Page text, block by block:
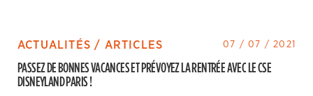
ACTUALITÉS / ARTICLES 07 / 07 / 2021
PASSEZ DE BONNES VACANCES ET PRÉVOYEZ LA RENTRÉE AVEC LE CSE
DISNEYLAND PARIS !